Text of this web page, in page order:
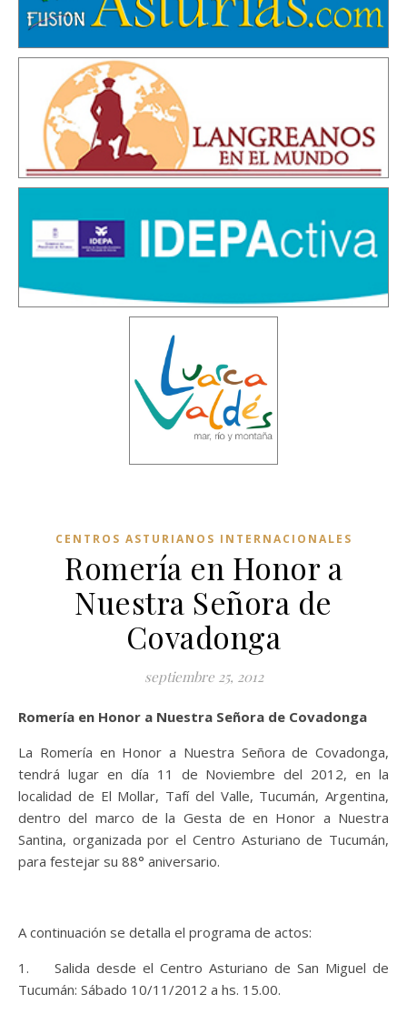
CENTROS ASTURIANOS INTERNACIONALES
Romería en Honor a
Nuestra Señora de
Covadonga
septiembre 25, 2012
Romería en Honor a Nuestra Señora de Covadonga
La Romería en Honor a Nuestra Señora de Covadonga,
tendrá lugar en día 11 de Noviembre del 2012, en la
localidad de El Mollar, Tafí del Valle, Tucumán, Argentina,
dentro del marco de la Gesta de en Honor a Nuestra
Santina, organizada por el Centro Asturiano de Tucumán,
para festejar su 88° aniversario.
A continuación se detalla el programa de actos:
1. Salida desde el Centro Asturiano de San Miguel de
Tucumán: Sábado 10/11/2012 a hs. 15.00.